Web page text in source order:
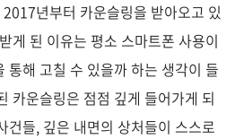
년부터 카운슬링을 받아오고 있
게 된 이유는 평소 스마트폰 사용이
통해 고칠 수 있을까 하는 생각이 들
카운슬링은 점점 깊게 들어가게 되
건들, 깊은 내면의 상처들이 스스로